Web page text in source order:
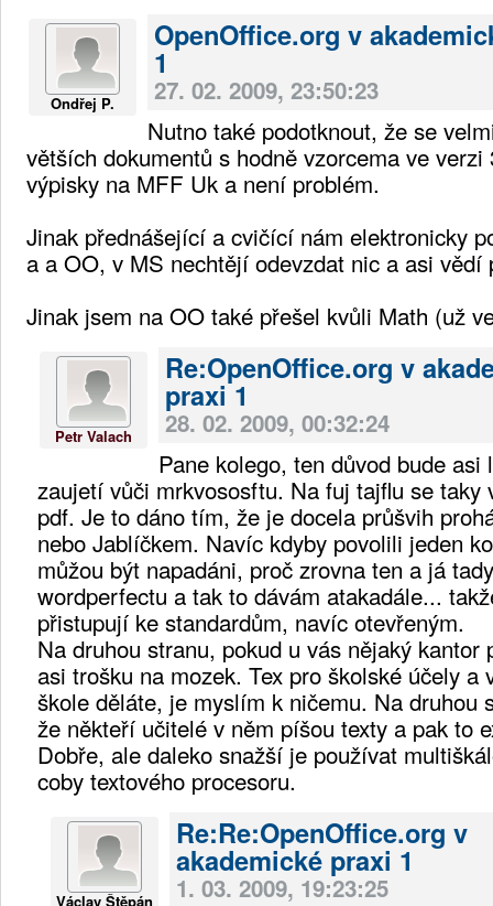
Ondřej P.
OpenOffice.org v
1
27. 02. 2009, 23:50:23
Nutno také podotknout, že se
větších dokumentů s hodně vzorcema ve
výpisky na MFF Uk a není problém.
Jinak přednášející a cvičící nám elektronicky
a a OO, v MS nechtějí odevzdat nic a asi vědí
Jinak jsem na OO také přešel kvůli Math (už
Petr Valach
Re:OpenOffice.org v
praxi 1
28. 02. 2009, 00:32:24
Pane kolego, ten důvod bude
zaujetí vůči mrkvososftu. Na fuj tajflu se taky
pdf. Je to dáno tím, že je docela průšvih
nebo Jablíčkem. Navíc kdyby povolili jeden
můžou být napadáni, proč zrovna ten a já
wordperfectu a tak to dávám atakadále...
přistupují ke standardům, navíc otevřeným.
Na druhou stranu, pokud u vás nějaký kantor
asi trošku na mozek. Tex pro školské účely a
škole děláte, je myslím k ničemu. Na druhou
že někteří učitelé v něm píšou texty a pak to
Dobře, ale daleko snažší je používat
coby textového procesoru.
Václav Štěpán
Re:Re:OpenOffice.org v
akademické praxi 1
1. 03. 2009, 19:23:25